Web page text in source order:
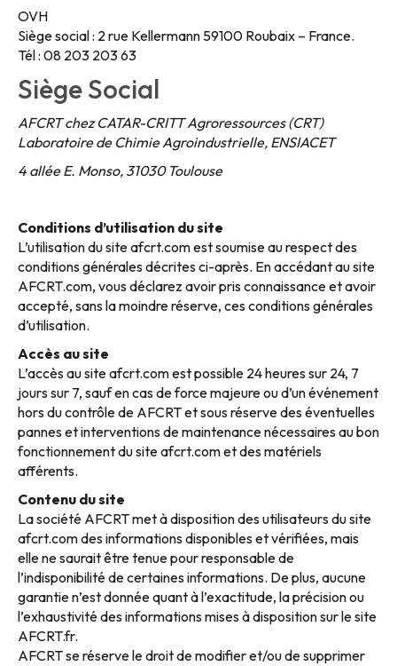
OVH
Siège social : 2 rue Kellermann 59100 Roubaix – France.
Tél : 08 203 203 63
Siège Social
AFCRT chez CATAR-CRITT Agroressources (CRT)
Laboratoire de Chimie Agroindustrielle, ENSIACET
4 allée E. Monso, 31030 Toulouse
Conditions d’utilisation du site
L’utilisation du site afcrt.com est soumise au respect des
conditions générales décrites ci-après. En accédant au site
AFCRT.com, vous déclarez avoir pris connaissance et avoir
accepté, sans la moindre réserve, ces conditions générales
d’utilisation.
Accès au site
L’accès au site afcrt.com est possible 24 heures sur 24, 7
jours sur 7, sauf en cas de force majeure ou d’un événement
hors du contrôle de AFCRT et sous réserve des éventuelles
pannes et interventions de maintenance nécessaires au bon
fonctionnement du site afcrt.com et des matériels
afférents.
Contenu du site
La société AFCRT met à disposition des utilisateurs du site
afcrt.com des informations disponibles et vérifiées, mais
elle ne saurait être tenue pour responsable de
l’indisponibilité de certaines informations. De plus, aucune
garantie n’est donnée quant à l’exactitude, la précision ou
l’exhaustivité des informations mises à disposition sur le site
AFCRT.fr.
AFCRT se réserve le droit de modifier et/ou de supprimer